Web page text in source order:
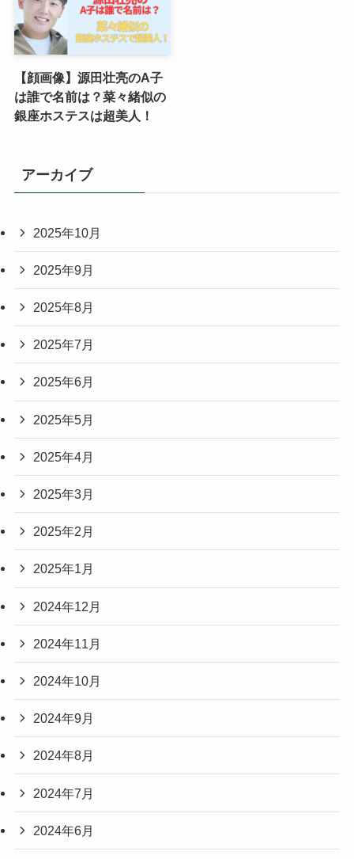
【顔画像】源田壮亮のA子
は誰で名前は？菜々緒似の
銀座ホステスは超美人！
アーカイブ
2025年10月
2025年9月
2025年8月
2025年7月
2025年6月
2025年5月
2025年4月
2025年3月
2025年2月
2025年1月
2024年12月
2024年11月
2024年10月
2024年9月
2024年8月
2024年7月
2024年6月